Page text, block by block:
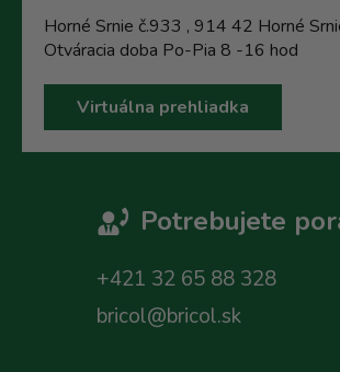
Horné Srnie č.933 , 914 42 Horné
Otváracia doba Po-Pia 8 -16 hod
Virtuálna prehliadka
Potrebujete
+421 32 65 88 328
bricol@bricol.sk